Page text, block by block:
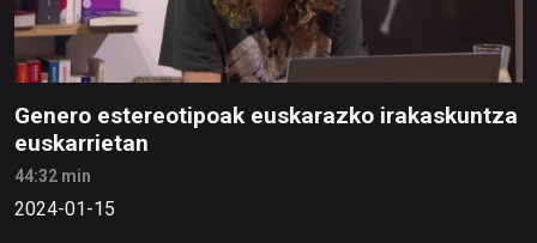
Genero estereotipoak euskarazko irakaskuntza
euskarrietan
44:32 min
2024-01-15